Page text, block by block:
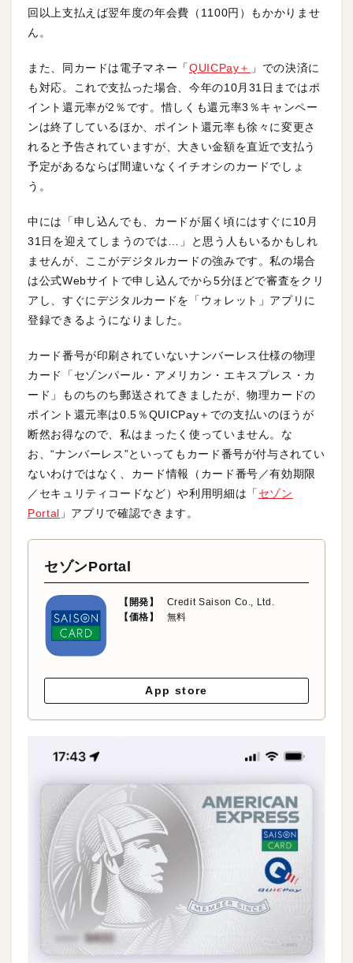
回以上支払えば翌年度の年会費（1100円）もかかりませ
ん。
また、同カードは電子マネー「QUICPay＋ 」での決済に
も対応。これで支払った場合、今年の10月31日まではポ
イント還元率が2％です。惜しくも還元率3％キャンペー
ンは終了しているほか、ポイント還元率も徐々に変更さ
れると予告されていますが、大きい金額を直近で支払う
予定があるならば間違いなくイチオシのカードでしょ
う。
中には「申し込んでも、カードが届く頃にはすぐに10月
31日を迎えてしまうのでは…」と思う人もいるかもしれ
ませんが、ここがデジタルカードの強みです。私の場合
は公式Webサイトで申し込んでから5分ほどで審査をクリ
アし、すぐにデジタルカードを「ウォレット」アプリに
登録できるようになりました。
カード番号が印刷されていないナンバーレス仕様の物理
カード「セゾンパール・アメリカン・エキスプレス・カ
ード」ものちのち郵送されてきましたが、物理カードの
ポイント還元率は0.5％QUICPay＋での支払いのほうが
断然お得なので、私はまったく使っていません。な
お、“ナンバーレス”といってもカード番号が付与されてい
ないわけではなく、カード情報（カード番号／有効期限
／セキュリティコードなど）や利用明細は「 セゾン
Portal 」アプリで確認できます。
セゾンPortal
【開発】
Credit Saison Co., Ltd.
【価格】
無料
App store